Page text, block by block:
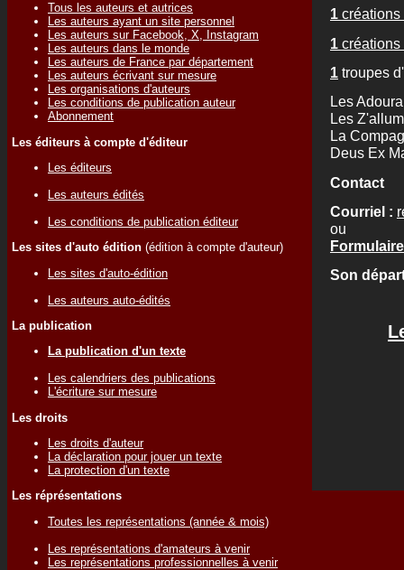
Tous les auteurs et autrices
Les auteurs ayant un site personnel
Les auteurs sur Facebook, X, Instagram
Les auteurs dans le monde
Les auteurs de France par département
Les auteurs écrivant sur mesure
Les organisations d'auteurs
Les conditions de publication auteur
Abonnement
Les éditeurs à compte d'éditeur
Les éditeurs
Les auteurs édités
Les conditions de publication éditeur
Les sites d'auto édition (édition à compte d'auteur)
Les sites d'auto-édition
Les auteurs auto-édités
La publication
La publication d'un texte
Les calendriers des publications
L'écriture sur mesure
Les droits
Les droits d'auteur
La déclaration pour jouer un texte
La protection d'un texte
Les réprésentations
Toutes les représentations (année & mois)
Les représentations d'amateurs à venir
Les représentations professionnelles à venir
1 créations
1 créations
1 troupes
Les
Les
La
Deus Ex
Contact
Courriel :
ou
Son